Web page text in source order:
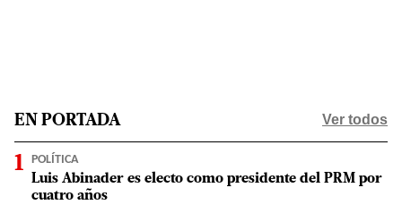
EN PORTADA Ver todos
POLÍTICA
Luis Abinader es electo como presidente del PRM por
cuatro años